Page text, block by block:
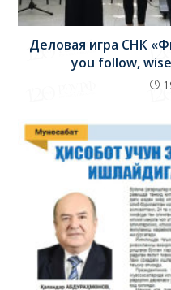
Деловая игра СНК
you follow,